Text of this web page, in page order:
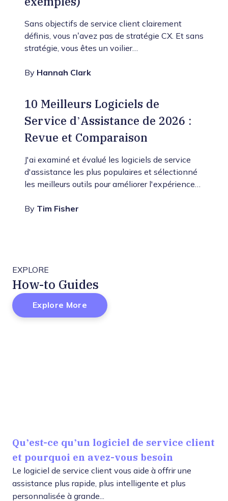
Sans objectifs de service client clairement
définis, vous n’avez pas de stratégie CX. Et sans
stratégie, vous êtes un voilier…
By Hannah Clark
10 Meilleurs Logiciels de
Service d’Assistance de 2026 :
Revue et Comparaison
J'ai examiné et évalué les logiciels de service
d'assistance les plus populaires et sélectionné
les meilleurs outils pour améliorer l'expérience…
By Tim Fisher
EXPLORE
How-to Guides
Explore More
Qu’est-ce qu’un logiciel de service client
et pourquoi en avez-vous besoin
Le logiciel de service client vous aide à offrir une
assistance plus rapide, plus intelligente et plus
personnalisée à grande...